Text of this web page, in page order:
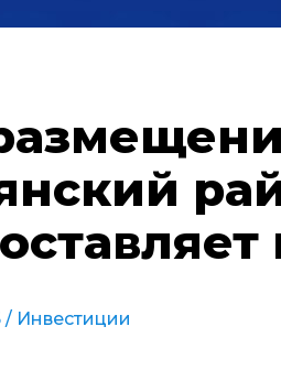
/ Инвестиции